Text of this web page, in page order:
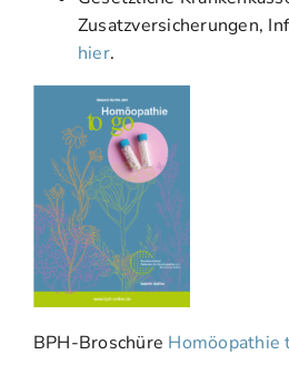
Zusatzversicherungen,
hier.
BPH-Broschüre Homöopathie